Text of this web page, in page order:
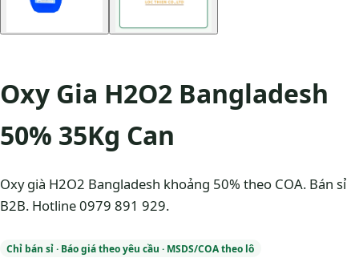
Oxy Gia H2O2 Bangladesh
50% 35Kg Can
Oxy già H2O2 Bangladesh khoảng 50% theo COA. Bán sỉ
B2B. Hotline 0979 891 929.
Chỉ bán sỉ · Báo giá theo yêu cầu · MSDS/COA theo lô